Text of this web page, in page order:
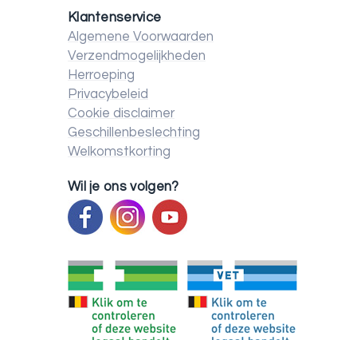
Klantenservice
Algemene Voorwaarden
Verzendmogelijkheden
Herroeping
Privacybeleid
Cookie disclaimer
Geschillenbeslechting
Welkomstkorting
Wil je ons volgen?